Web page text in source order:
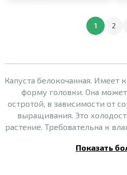
1 2
Капуста белокочанная. Имеет
форму головки. Она
остротой, в зависимости от
выращивания. Это
растение. Требовательна к
Показать